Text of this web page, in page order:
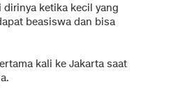
ketika kecil yang
beasiswa dan bisa
kali ke Jakarta saat